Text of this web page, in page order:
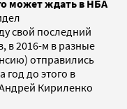
может ждать в НБА
свой последний
в 2016-м в разные
отправились
год до этого в
Кириленко